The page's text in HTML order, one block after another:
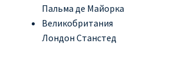
Пальма де Майорка
Великобритания
Лондон Станстед